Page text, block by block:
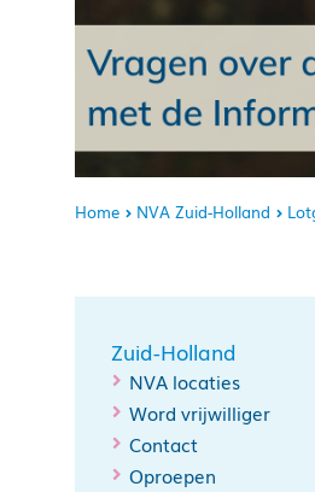
Home NVA Zuid-Holland
Zuid-Holland
NVA locaties
Word vrijwilliger
Contact
Oproepen